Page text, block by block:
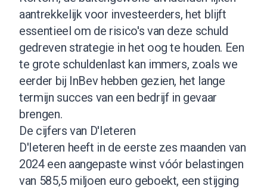
aantrekkelijk voor investeerders, het blijft
essentieel om de risico's van deze schuld
gedreven strategie in het oog te houden. Een
te grote schuldenlast kan immers, zoals we
eerder bij InBev hebben gezien, het lange
termijn succes van een bedrijf in gevaar
brengen.
De cijfers van D'Ieteren
D'Ieteren heeft in de eerste zes maanden van
2024 een aangepaste winst vóór belastingen
van 585,5 miljoen euro geboekt, een stijging